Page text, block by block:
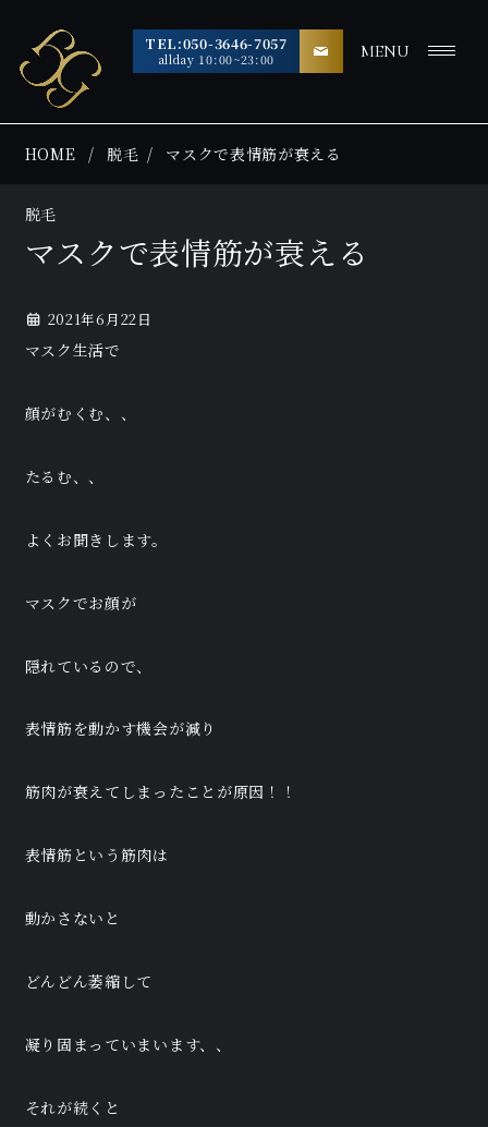
TEL:050-3646-7057
allday 10:00~23:00 MENU
HOME 脱毛 マスクで表情筋が衰える
脱毛
マスクで表情筋が衰える
2021年6月22日
マスク生活で
顔がむくむ、、
たるむ、、
よくお聞きします。
マスクでお顔が
隠れているので、
表情筋を動かす機会が減り
筋肉が衰えてしまったことが原因！！
表情筋という筋肉は
動かさないと
どんどん萎縮して
凝り固まっていまいます、、
それが続くと